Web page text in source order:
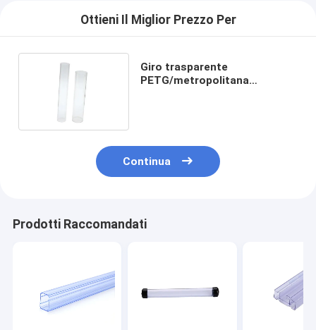
Ottieni Il Miglior Prezzo Per
Giro trasparente
PETG/metropolitana
Continua
Prodotti Raccomandati